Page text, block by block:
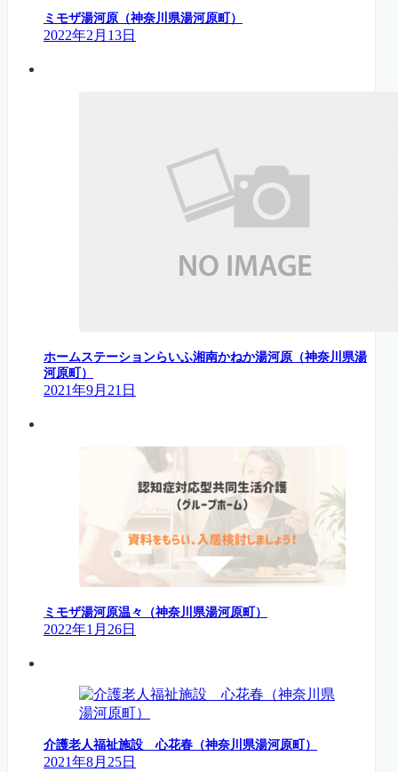
ミモザ湯河原（神奈川県湯河原町）
2022年2月13日
ホームステーションらいふ湘南かねか湯河原（神奈川県湯
河原町）
2021年9月21日
ミモザ湯河原温々（神奈川県湯河原町）
2022年1月26日
介護老人福祉施設 心花春（神奈川県湯河原町）
2021年8月25日